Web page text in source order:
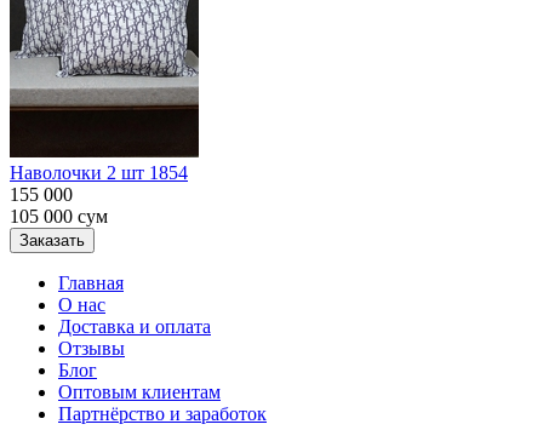
Наволочки 2 шт 1854
155 000
105 000 сум
Заказать
Главная
О нас
Доставка и оплата
Отзывы
Блог
Оптовым клиентам
Партнёрство и заработок